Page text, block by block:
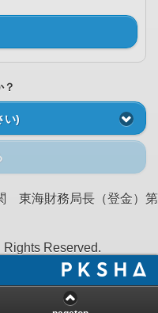
い)
東海財務局長（登金）第
Reserved.